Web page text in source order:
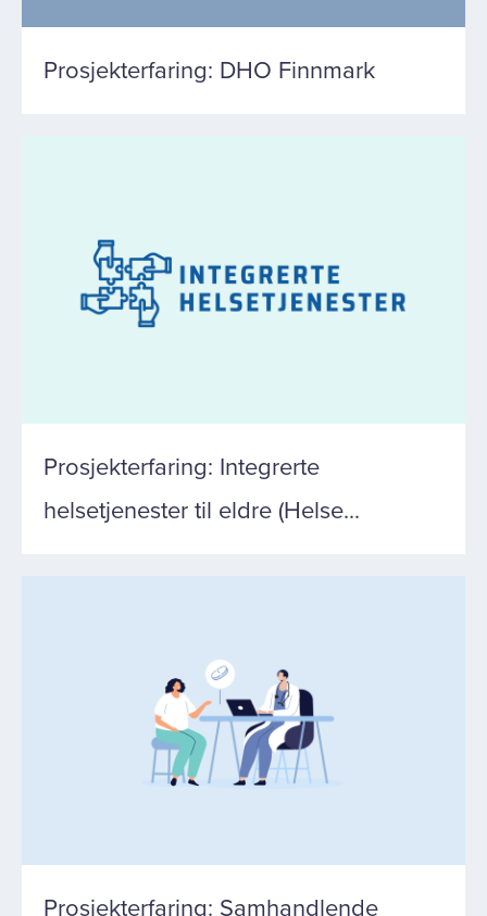
Prosjekterfaring: DHO Finnmark
Prosjekterfaring: Integrerte
helsetjenester til eldre (Helse...
Prosjekterfaring: Samhandlende